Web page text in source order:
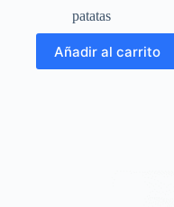
patatas
Añadir al carrito